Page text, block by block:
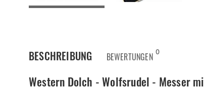
BESCHREIBUNG BEWERTUNGEN 0
Western Dolch - Wolfsrudel - Messer